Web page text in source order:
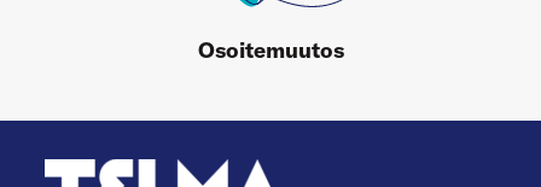
Osoitemuutos